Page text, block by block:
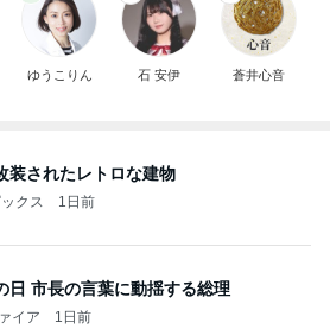
ゆうこりん 石 安伊 蒼井心音
装されたレトロな建物
クス 1日前
日 市長の言葉に動揺する総理
イア 1日前